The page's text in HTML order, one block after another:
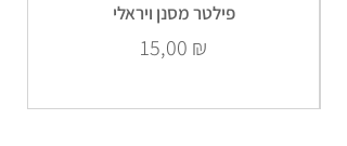
פילטר מסנן ויראלי
Prix
15,00 ₪